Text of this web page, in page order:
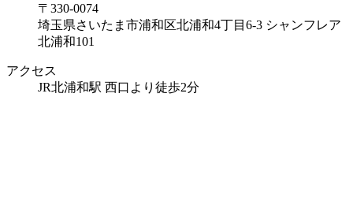
〒330-0074
埼玉県さいたま市浦和区北浦和4丁目6-3 シャンフレア
北浦和101
アクセス
JR北浦和駅 西口より徒歩2分